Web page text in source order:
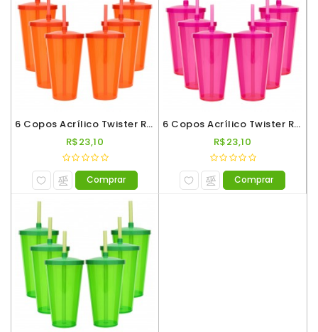
Taças
De
Vinho
6 Copos Acrílico Twister Roder 500ml Laranja Neon
R$23,10
Comprar
6 Copos Acrílico Twister Roder 500ml Rosa Neon
R$23,10
Comprar